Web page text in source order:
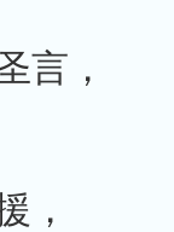
言，
，